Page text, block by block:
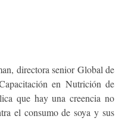
directora senior Global de
en Nutrición de
que hay una creencia no
el consumo de soya y sus